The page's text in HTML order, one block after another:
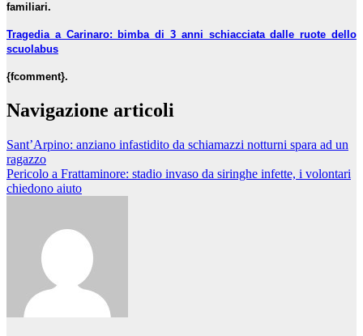
familiari.
Tragedia a Carinaro: bimba di 3 anni schiacciata dalle ruote dello
scuolabus
{fcomment}.
Navigazione articoli
Sant’Arpino: anziano infastidito da schiamazzi notturni spara ad un
ragazzo
Pericolo a Frattaminore: stadio invaso da siringhe infette, i volontari
chiedono aiuto